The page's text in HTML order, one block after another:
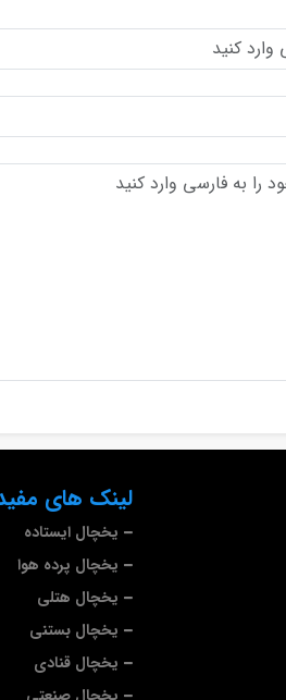
لینک های
یخچال ایستاده
یخچال پرده هوا
یخچال هتلی
یخچال بستنی
یخچال قنادی